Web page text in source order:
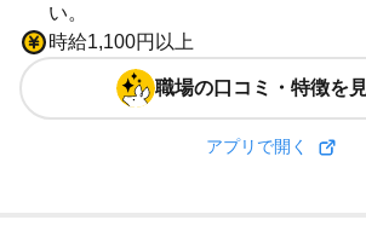
い。
時給1,100円以上
職場の口コミ・特徴を
アプリで開く